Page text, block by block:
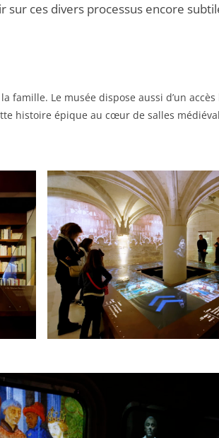
sur ces divers processus encore
Le musée dispose aussi d’un
histoire épique au cœur de salles